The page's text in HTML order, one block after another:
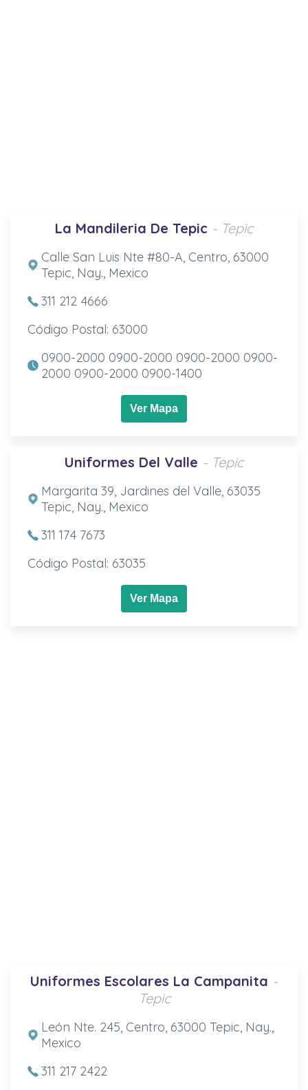
La Mandileria De Tepic - Tepic
Calle San Luis Nte #80-A, Centro, 63000
Tepic, Nay., Mexico
311 212 4666
Código Postal: 63000
0900-2000 0900-2000 0900-2000 0900-
2000 0900-2000 0900-1400
Ver Mapa
Uniformes Del Valle - Tepic
Margarita 39, Jardines del Valle, 63035
Tepic, Nay., Mexico
311 174 7673
Código Postal: 63035
Ver Mapa
Uniformes Escolares La Campanita -
Tepic
León Nte. 245, Centro, 63000 Tepic, Nay.,
Mexico
311 217 2422